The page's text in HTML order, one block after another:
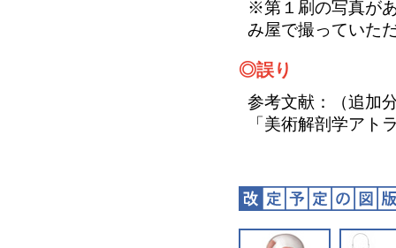
※第１刷の写真が
み屋で撮っていた
◎誤り
参考文献：（追加
「美術解剖学アト